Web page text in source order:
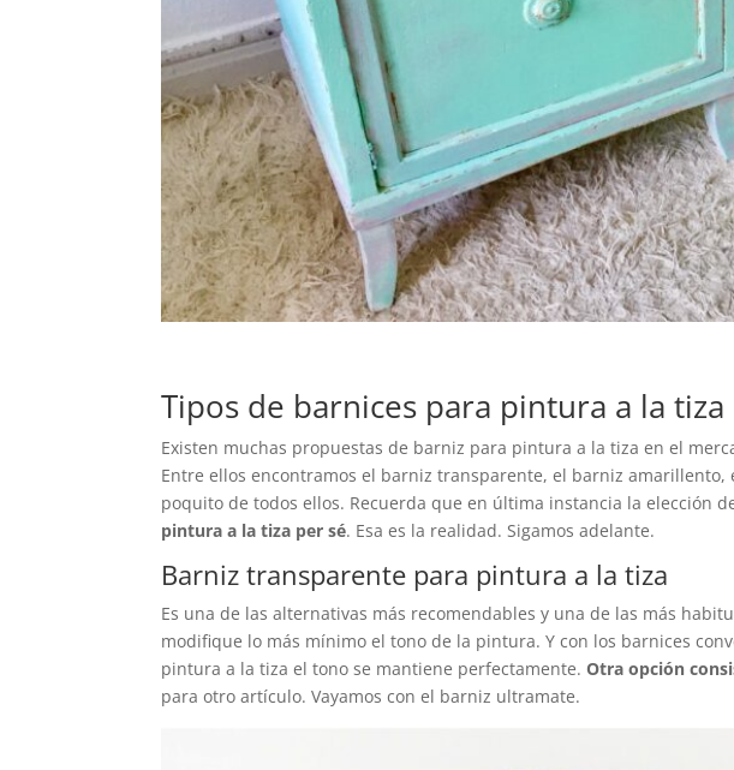
Tipos de barnices para pintura a la tiza
Existen muchas propuestas de barniz para pintura a la tiza en el
Entre ellos encontramos el barniz transparente, el barniz
poquito de todos ellos. Recuerda que en última instancia la elección
pintura a la tiza per sé. Esa es la realidad. Sigamos adelante.
Barniz transparente para pintura a la tiza
Es una de las alternativas más recomendables y una de las más
modifique lo más mínimo el tono de la pintura. Y con los barnices
pintura a la tiza el tono se mantiene perfectamente.Otra opción
para otro artículo. Vayamos con el barniz ultramate.